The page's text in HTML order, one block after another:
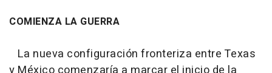
COMIENZA LA GUERRA
La nueva configuración fronteriza entre Texas